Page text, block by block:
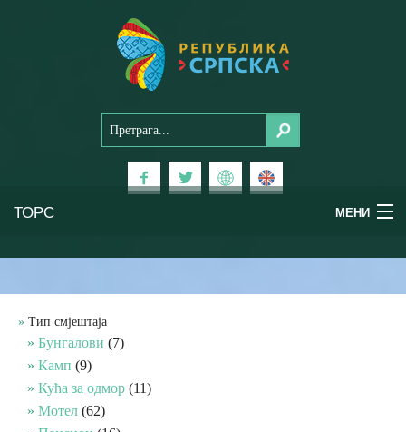
ТОРС МЕНИ
Планински туризам
Бањски туризам
Тип смјештаја
Бунгалови (7)
Камп (9)
Кућа за одмор (11)
Мотел (62)